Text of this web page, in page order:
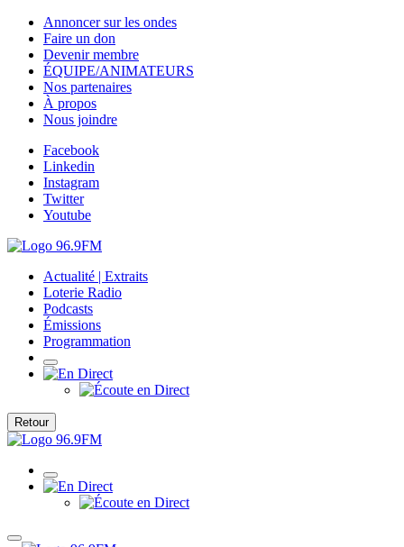
Annoncer sur les ondes
Faire un don
Devenir membre
ÉQUIPE/ANIMATEURS
Nos partenaires
À propos
Nous joindre
Facebook
Linkedin
Instagram
Twitter
Youtube
Actualité | Extraits
Loterie Radio
Podcasts
Émissions
Programmation
Retour